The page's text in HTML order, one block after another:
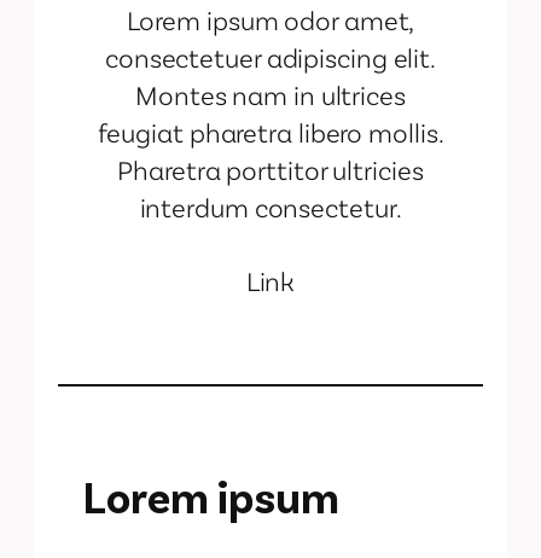
Lorem ipsum odor amet,
consectetuer adipiscing elit.
Montes nam in ultrices
feugiat pharetra libero mollis.
Pharetra porttitor ultricies
interdum consectetur.
Link
Lorem ipsum